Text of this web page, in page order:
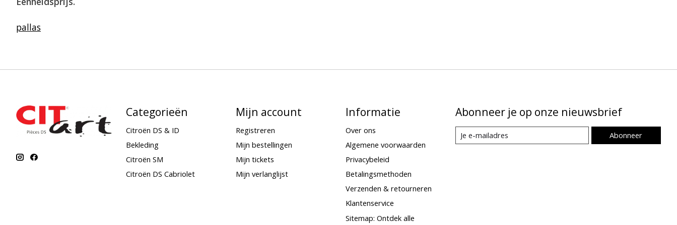
pallas
Categorieën
Citroën DS & ID
Bekleding
Citroën SM
Citroën DS Cabriolet
Mijn account
Registreren
Mijn bestellingen
Mijn tickets
Mijn verlanglijst
Informatie
Over ons
Algemene voorwaarden
Privacybeleid
Betalingsmethoden
Verzenden & retourneren
Klantenservice
Sitemap: Ontdek alle
Abonneer je op onze nieuwsbrief
Abonneer